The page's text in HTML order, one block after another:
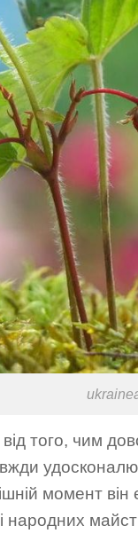
того, чим
момент він
народних